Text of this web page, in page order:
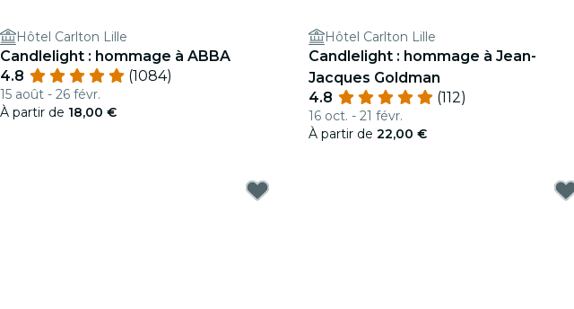
Hôtel Carlton Lille
Candlelight : hommage à ABBA
4.8
(1084)
15 août - 26 févr.
À partir de 18,00 €
Hôtel Carlton Lille
Candlelight : hommage à Jean-
Jacques Goldman
4.8
(112)
16 oct. - 21 févr.
À partir de 22,00 €